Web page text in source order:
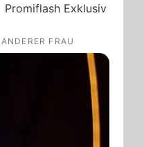
Promiflash Exklusiv
FRAU